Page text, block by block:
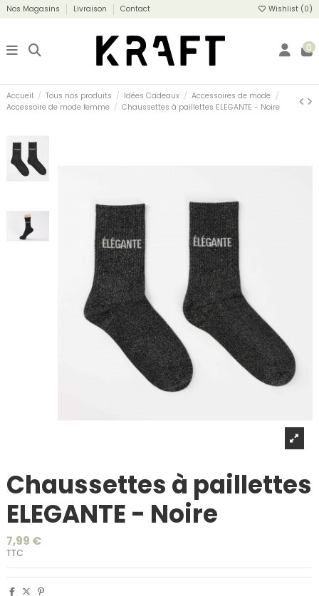
Nos Magasins Livraison Contact Wishlist (0)
0
Accueil Tous nos produits Idées Cadeaux
Accessoires de mode
Accessoire de mode femme
Chaussettes à paillettes ELEGANTE - Noire
Chaussettes à paillettes
ELEGANTE - Noire
7,99 €
TTC